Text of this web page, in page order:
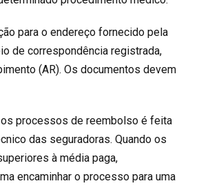
para o endereço fornecido pela
de correspondência registrada,
(AR). Os documentos devem
processos de reembolso é feita
das seguradoras. Quando os
à média paga,
encaminhar o processo para uma